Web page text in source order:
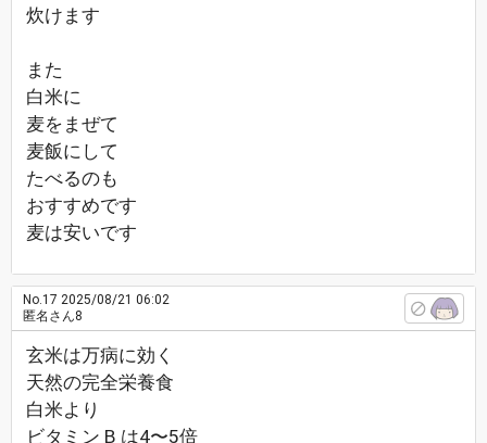
炊けます
また
白米に
麦をまぜて
麦飯にして
たべるのも
おすすめです
麦は安いです
No.17 2025/08/21 06:02
匿名さん8
玄米は万病に効く
天然の完全栄養食
白米より
ビタミン B は4〜5倍